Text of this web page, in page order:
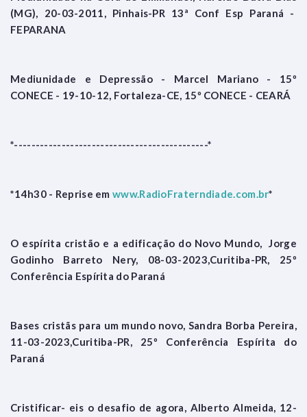
(MG), 20-03-2011, Pinhais-PR 13ª Conf Esp Paraná -
FEPARANA
Mediunidade e Depressão - Marcel Mariano - 15º
CONECE - 19-10-12, Fortaleza-CE, 15º CONECE - CEARÁ
*---------------------------------------------*
*14h30 - Reprise emwww.RadioFraterndiade.com.br*
O espírita cristão e a edificação do Novo Mundo, Jorge
Godinho Barreto Nery, 08-03-2023,Curitiba-PR, 25º
Conferência Espírita do Paraná
Bases cristãs para um mundo novo, Sandra Borba Pereira,
11-03-2023,Curitiba-PR, 25º Conferência Espírita do
Paraná
Cristificar- eis o desafio de agora, Alberto Almeida, 12-